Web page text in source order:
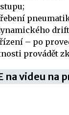
– po
provádět
na videu na